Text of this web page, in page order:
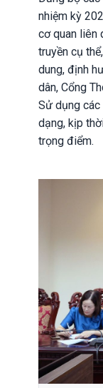
nhiệm kỳ
cơ quan liên
truyền cụ
dung, định
dân, Cổng
Sử dụng các
dạng, kịp
trọng điểm.